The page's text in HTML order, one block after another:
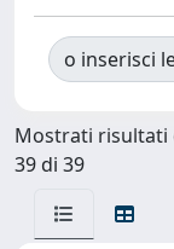
o inserisci
Mostrati risultati
39 di 39